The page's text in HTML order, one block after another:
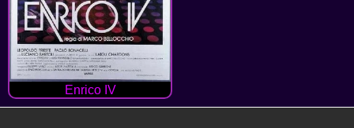
Enrico IV